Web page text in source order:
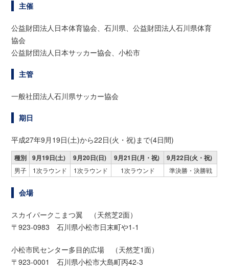
主催
公益財団法人日本体育協会、石川県、公益財団法人石川県体育
協会
公益財団法人日本サッカー協会、小松市
主管
一般社団法人石川県サッカー協会
期日
平成27年9月19日(土)から22日(火・祝)まで(4日間)
種別 9月19日(土) 9月20日(日) 9月21日(月・祝) 9月22日(火・祝)
男子 1次ラウンド 1次ラウンド 1次ラウンド 準決勝・決勝戦
会場
スカイパークこまつ翼 （天然芝2面）
〒923-0983 石川県小松市日末町や1-1
小松市民センター多目的広場 （天然芝1面）
〒923-0001 石川県小松市大島町丙42-3